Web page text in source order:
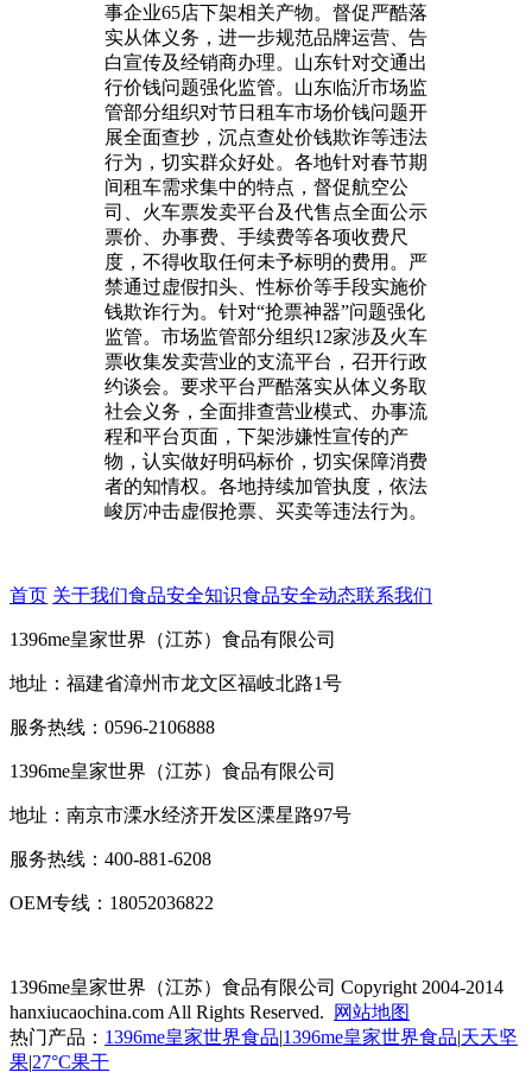
事企业65店下架相关产物。督促严酷落
实从体义务，进一步规范品牌运营、告
白宣传及经销商办理。山东针对交通出
行价钱问题强化监管。山东临沂市场监
管部分组织对节日租车市场价钱问题开
展全面查抄，沉点查处价钱欺诈等违法
行为，切实群众好处。各地针对春节期
间租车需求集中的特点，督促航空公
司、火车票发卖平台及代售点全面公示
票价、办事费、手续费等各项收费尺
度，不得收取任何未予标明的费用。严
禁通过虚假扣头、性标价等手段实施价
钱欺诈行为。针对“抢票神器”问题强化
监管。市场监管部分组织12家涉及火车
票收集发卖营业的支流平台，召开行政
约谈会。要求平台严酷落实从体义务取
社会义务，全面排查营业模式、办事流
程和平台页面，下架涉嫌性宣传的产
物，认实做好明码标价，切实保障消费
者的知情权。各地持续加管执度，依法
峻厉冲击虚假抢票、买卖等违法行为。
首页 关于我们食品安全知识食品安全动态联系我们
1396me皇家世界（江苏）食品有限公司
地址：福建省漳州市龙文区福岐北路1号
服务热线：0596-2106888
1396me皇家世界（江苏）食品有限公司
地址：南京市溧水经济开发区溧星路97号
服务热线：400-881-6208
OEM专线：18052036822
1396me皇家世界（江苏）食品有限公司 Copyright 2004-2014
hanxiucaochina.com All Rights Reserved.
网站地图
热门产品： 1396me皇家世界食品|1396me皇家世界食品|天天坚
果|27°C果干